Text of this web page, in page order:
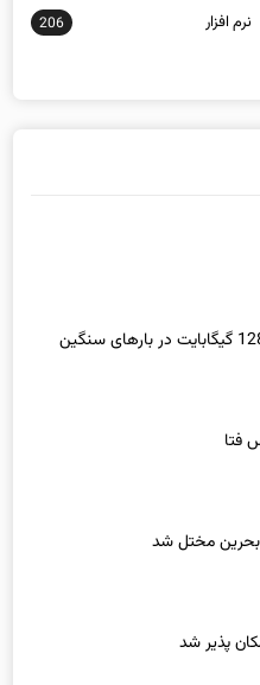
نرم افزار 206
فتا
بحرین مختل شد
پذیر شد